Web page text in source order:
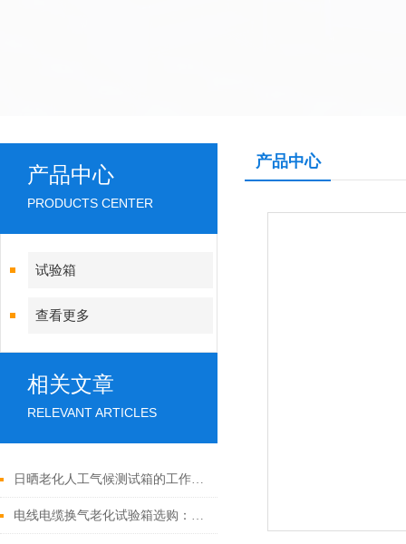
产品中心
PRODUCTS CENTER
试验箱
查看更多
相关文章
RELEVANT ARTICLES
日晒老化人工气候测试箱的工作原理及关键参数分析
电线电缆换气老化试验箱选购：关键参数与功能考量
产品中心